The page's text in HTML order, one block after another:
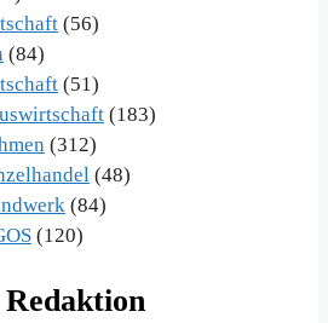
(56)
(84)
(51)
(183)
(312)
(48)
(84)
(120)